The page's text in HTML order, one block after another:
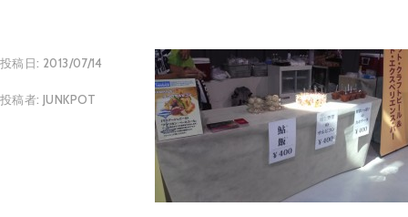
投稿日: 2013/07/14
投稿者: JUNKPOT